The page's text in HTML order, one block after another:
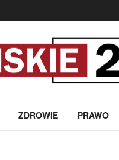
ZDROWIE PRAWO